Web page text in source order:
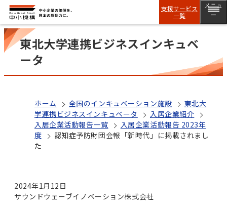
支援サービス
一覧
メニュ
ー
東北大学連携ビジネスインキュベ
ータ
ホーム 全国のインキュベーション施設
東北大
学連携ビジネスインキュベータ
入居企業紹介
入居企業活動報告一覧
入居企業活動報告 2023年
度
認知症予防財団会報「新時代」に掲載されまし
た
2024年1月12日
サウンドウェーブイノベーション株式会社